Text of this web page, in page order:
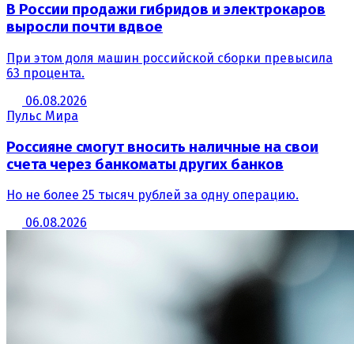
В России продажи гибридов и электрокаров
выросли почти вдвое
При этом доля машин российской сборки превысила
63 процента.
06.08.2026
Пульс Мира
Россияне смогут вносить наличные на свои
счета через банкоматы других банков
Но не более 25 тысяч рублей за одну операцию.
06.08.2026